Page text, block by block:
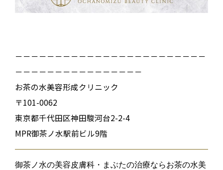
－－－－－－－－－－－－－－－－－－－－－－－－
－－－－－－－－－－－－－－－－
お茶の水美容形成クリニック
〒101-0062
東京都千代田区神田駿河台2-2-4
MPR御茶ノ水駅前ビル9階
御茶ノ水の美容皮膚科・まぶたの治療ならお茶の水美